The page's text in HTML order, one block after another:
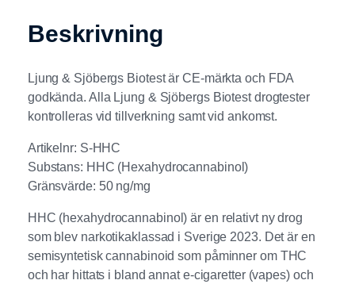
Beskrivning
Ljung & Sjöbergs Biotest är CE-märkta och FDA
godkända. Alla Ljung & Sjöbergs Biotest drogtester
kontrolleras vid tillverkning samt vid ankomst.
Artikelnr: S-HHC
Substans: HHC (Hexahydrocannabinol)
Gränsvärde: 50 ng/mg
HHC (hexahydrocannabinol) är en relativt ny drog
som blev narkotikaklassad i Sverige 2023. Det är en
semisyntetisk cannabinoid som påminner om THC
och har hittats i bland annat e-cigaretter (vapes) och